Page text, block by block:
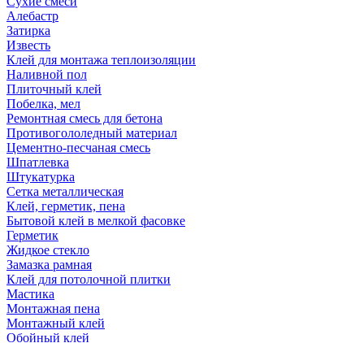
Алебастр
Затирка
Известь
Клей для монтажа теплоизоляции
Наливной пол
Плиточный клей
Побелка, мел
Ремонтная смесь для бетона
Противогололедный материал
Цементно-песчаная смесь
Шпатлевка
Штукатурка
Сетка металлическая
Клей, герметик, пена
Бытовой клей в мелкой фасовке
Герметик
Жидкое стекло
Замазка рамная
Клей для потолочной плитки
Мастика
Монтажная пена
Монтажный клей
Обойный клей